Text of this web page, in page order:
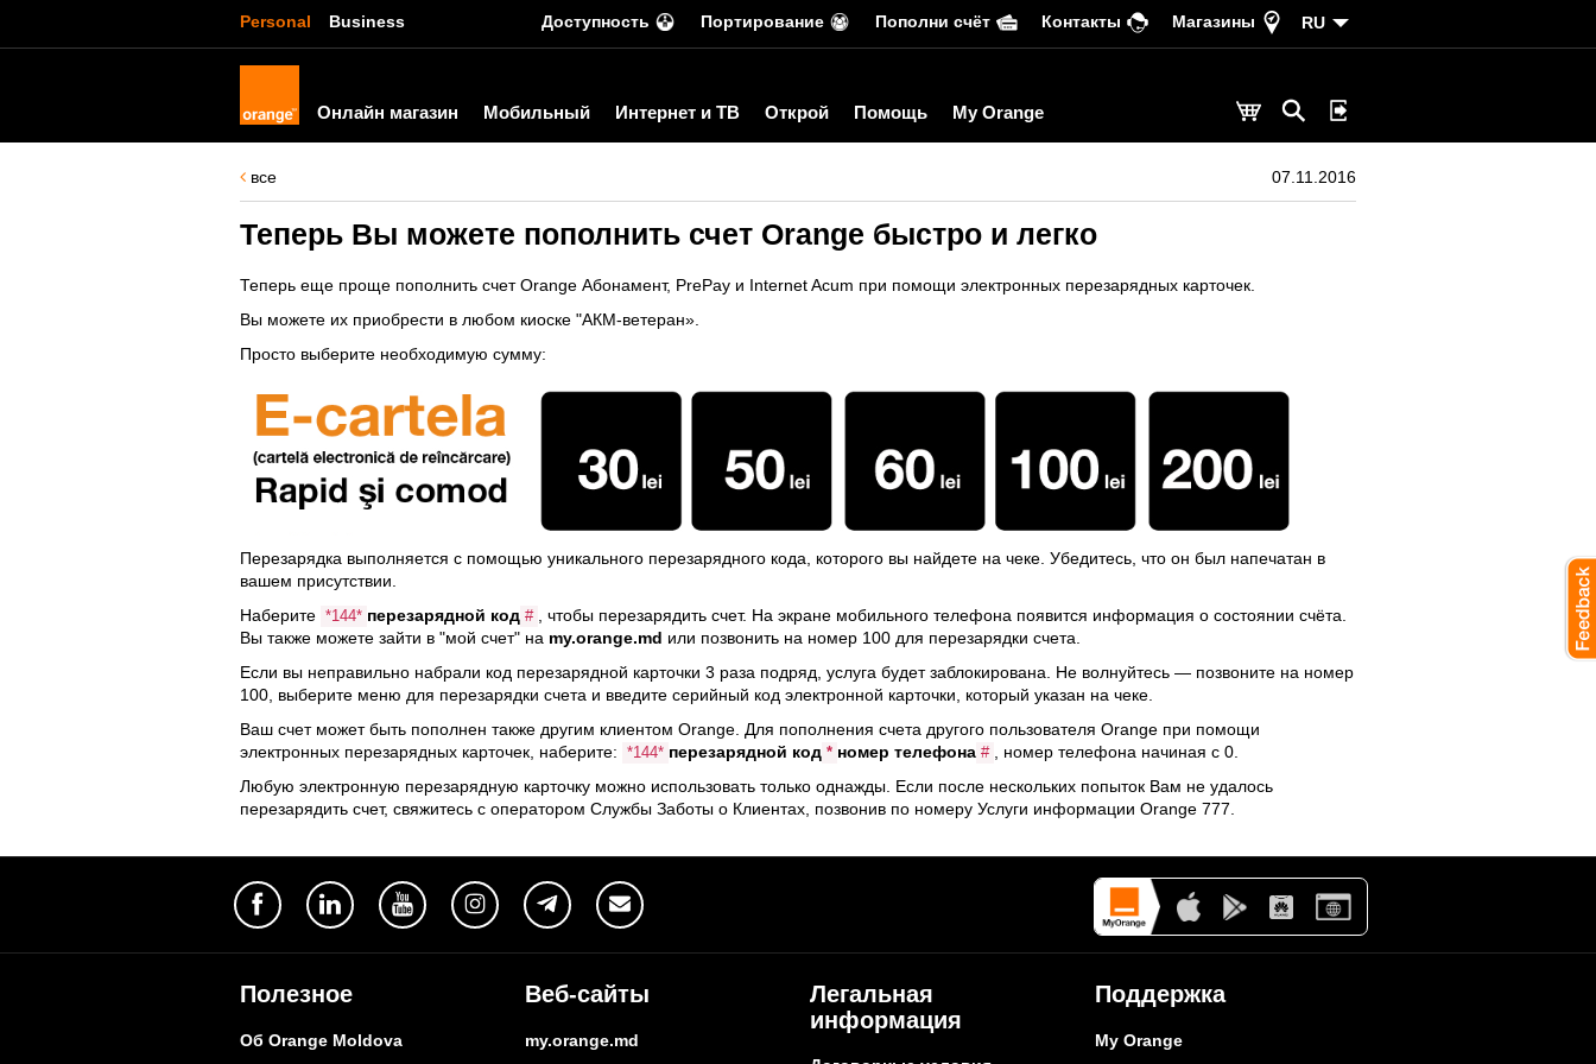
Personal Business Доступность Портирование Пополни счёт Контакты Магазины RU
Онлайн магазин Мобильный Интернет и ТВ Открой Помощь My Orange
все 07.11.2016
Теперь Вы можете пополнить счет Orange быстро и легко
Теперь еще проще пополнить счет Orange Абонамент, PrePay и Internet Acum при помощи электронных перезарядных карточек.
Вы можете их приобрести в любом киоске "АКМ-ветеран».
Просто выберите необходимую сумму:
Перезарядка выполняется с помощью уникального перезарядного кода, которого вы найдете на чеке. Убедитесь, что он был напечатан в
вашем присутствии.
Наберите *144* перезарядной код #
, чтобы перезарядить счет. На экране мобильного телефона появится информация о состоянии счёта.
Вы также можете зайти в "мой счет" на my.orange.md или позвонить на номер 100 для перезарядки счета.
Если вы неправильно набрали код перезарядной карточки 3 раза подряд, услуга будет заблокирована. Не волнуйтесь — позвоните на номер
100, выберите меню для перезарядки счета и введите серийный код электронной карточки, который указан на чеке.
Ваш счет может быть пополнен также другим клиентом Orange. Для пополнения счета другого пользователя Orange при помощи
электронных перезарядных карточек, наберите:
*144* перезарядной код * номер телефона #
, номер телефона начиная с 0.
Любую электронную перезарядную карточку можно использовать только однажды. Если после нескольких попыток Вам не удалось
перезарядить счет, свяжитесь с оператором Службы Заботы о Клиентах, позвонив по номеру Услуги информации Orange 777.
Полезное
Об Orange Moldova
Веб-сайты
my.orange.md
Легальная
информация
Поддержка
My Orange